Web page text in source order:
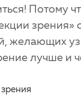
Потому
зрения»
желающих
лучше и